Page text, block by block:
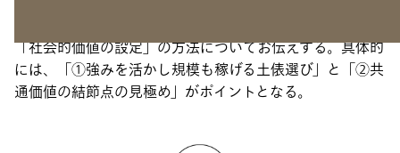
「社会的価値の設定」の方法についてお伝えする。具体的
には、「①強みを活かし規模も稼げる土俵選び」と「②共
通価値の結節点の見極め」がポイントとなる。